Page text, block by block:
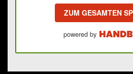
ZUM GESAMTEN
powered by